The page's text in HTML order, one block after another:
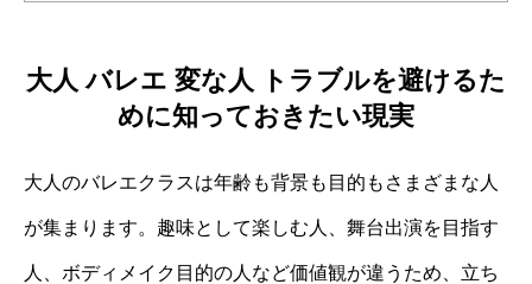
大人 バレエ 変な人 トラブルを避けるた
めに知っておきたい現実
大人のバレエクラスは年齢も背景も目的もさまざまな人
が集まります。趣味として楽しむ人、舞台出演を目指す
人、ボディメイク目的の人など価値観が違うため、立ち